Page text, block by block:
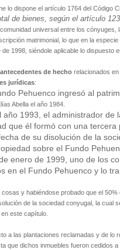
lo dispone el artículo 1764 del Código
de bienes, según el artículo
universal entre los
matrimonial, lo que en la especie
1998, siéndole aplicable lo dispuesto
antecedentes de hecho relacionados
jurídicas:
Pehuenco ingresó al
Abella el año 1984.
año 1993, el administrador
que él formó con una tercera
de su disolución de la
sobre el Fundo
enero de 1999, uno de los
en el Fundo Pehuenco y lo
y habiéndose probado que el
de la sociedad conyugal, la cual
este capítulo.
a las plantaciones reclamadas y de lo
que dichos inmuebles fueron cedidos